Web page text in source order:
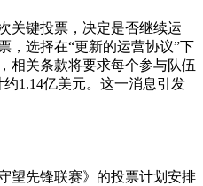
关键投票，决定是否继续运
，选择在“更新的运营协议”下
相关条款将要求每个参与队伍
1.14亿美元。这一消息引发
望先锋联赛》的投票计划安排